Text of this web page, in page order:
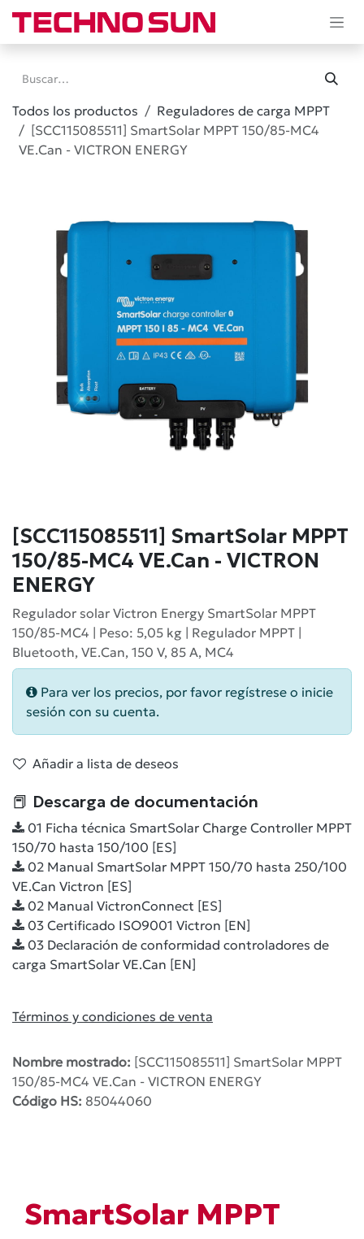
Ir al contenido
Todos los productos
Reguladores de carga MPPT
[SCC115085511] SmartSolar MPPT 150/85-MC4
VE.Can - VICTRON ENERGY
[SCC115085511] SmartSolar MPPT
150/85-MC4 VE.Can - VICTRON
ENERGY
Regulador solar Victron Energy SmartSolar MPPT
150/85-MC4 | Peso: 5,05 kg | Regulador MPPT |
Bluetooth, VE.Can, 150 V, 85 A, MC4
Para ver los precios, por favor regístrese o inicie
sesión con su cuenta.
Añadir a lista de deseos
📕 Descarga de documentación
01 Ficha técnica SmartSolar Charge Controller MPPT
150/70 hasta 150/100 [ES]
02 Manual SmartSolar MPPT 150/70 hasta 250/100
VE.Can Victron [ES]
02 Manual VictronConnect [ES]
03 Certificado ISO9001 Victron [EN]
03 Declaración de conformidad controladores de
carga SmartSolar VE.Can [EN]
Términos y condiciones de venta
Nombre mostrado: [SCC115085511] SmartSolar MPPT
150/85-MC4 VE.Can - VICTRON ENERGY
Código HS: 85044060
SmartSolar MPPT